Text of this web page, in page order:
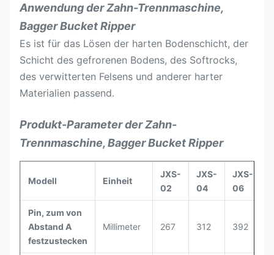
Anwendung der Zahn-Trennmaschine,
Bagger Bucket Ripper
Es ist für das Lösen der harten Bodenschicht, der
Schicht des gefrorenen Bodens, des Softrocks,
des verwitterten Felsens und anderer harter
Materialien passend.
Produkt-Parameter der Zahn-
Trennmaschine, Bagger Bucket Ripper
Modell Einheit
JXS-
02
JXS-
04
JXS-
06
Pin, zum von
Abstand A
festzustecken
Millimeter 267 312 392